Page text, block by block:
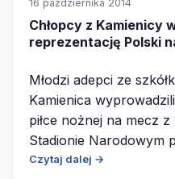
16 października 2014
Chłopcy z Kamienicy
reprezentację Polski
Młodzi adepci ze
Kamienica
piłce nożnej na mecz
Stadionie Narodowym
Czytaj dalej →